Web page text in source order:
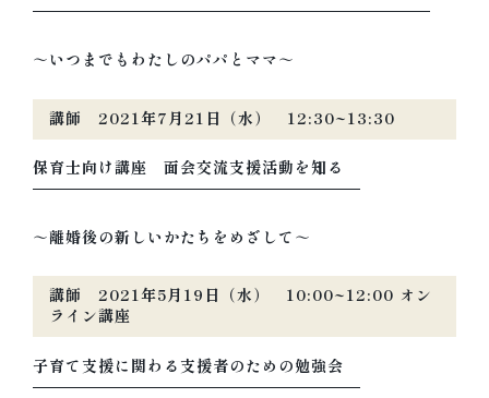
～いつまでもわたしのパパとママ～
講師 2021年7月21日（水） 12:30~13:30
保育士向け講座 面会交流支援活動を知る
～離婚後の新しいかたちをめざして～
講師 2021年5月19日（水） 10:00~12:00 オン
ライン講座
子育て支援に関わる支援者のための勉強会